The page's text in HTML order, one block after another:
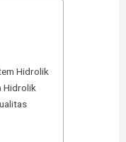
Hidrolik
Hidrolik